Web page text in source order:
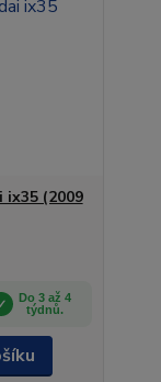
ix35 (2009
Do 3 až 4
týdnů.